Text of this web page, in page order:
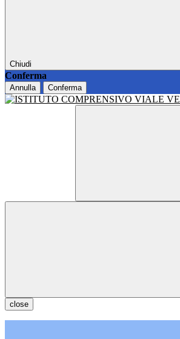
Chiudi
Conferma
Annulla Conferma
close